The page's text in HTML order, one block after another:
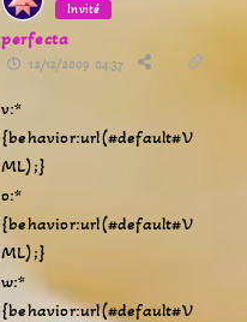
Invité
perfecta
12/12/2009 04:37
v:*
{behavior:url(#default#V
ML);}
o:*
{behavior:url(#default#V
ML);}
w:*
{behavior:url(#default#V